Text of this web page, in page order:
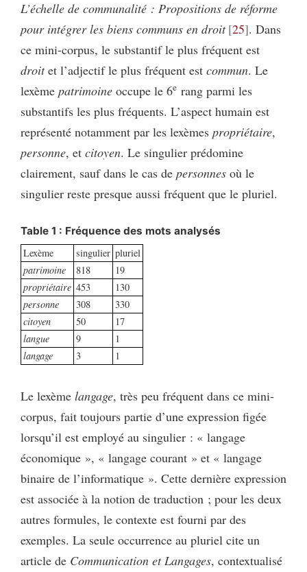
L’échelle de communalité : Propositions de réforme
pour intégrer les biens communs en droit 25 . Dans
ce mini-corpus, le substantif le plus fréquent est
droitet l’adjectif le plus fréquent est commun. Le
lexème patrimoine occupe le 6e rang parmi les
substantifs les plus fréquents. L’aspect humain est
représenté notamment par les lexèmes propriétaire,
personne, et citoyen. Le singulier prédomine
clairement, sauf dans le cas de personnes où le
singulier reste presque aussi fréquent que le pluriel.
Table 1 : Fréquence des mots analysés
Lexème
singulier pluriel
patrimoine
818
19
propriétaire 453
130
personne
308
330
citoyen
50
17
langue
9
1
langage
3 1
Le lexème langage, très peu fréquent dans ce mini-
corpus, fait toujours partie d’une expression figée
lorsqu’il est employé au singulier : « langage
économique », « langage courant » et « langage
binaire de l’informatique ». Cette dernière expression
est associée à la notion de traduction ; pour les deux
autres formules, le contexte est fourni par des
exemples. La seule occurrence au pluriel cite un
article de Communication et Langages, contextualisé